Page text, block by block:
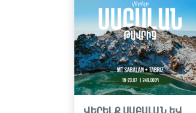
ՎԵՐԵԼՔ ՍԱԲԱԼԱՆ ԵՎ